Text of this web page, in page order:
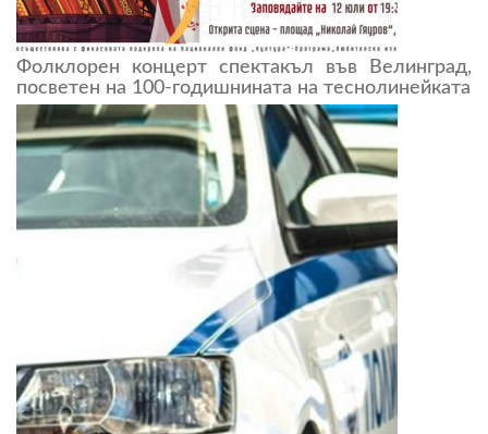
Фолклорен концерт спектакъл във Велинград,
посветен на 100-годишнината на теснолинейката